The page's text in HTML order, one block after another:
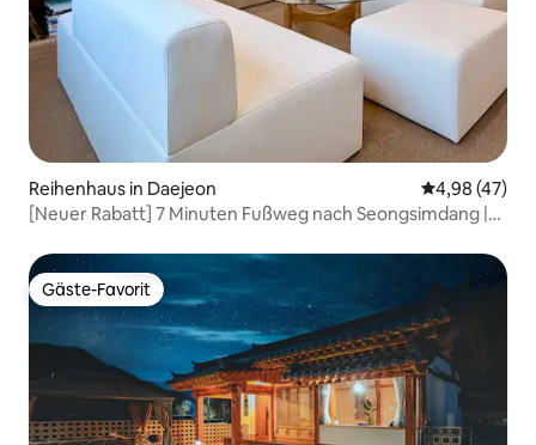
Reihenhaus in Daejeon
4,98 (47)
[Neuer Rabatt] 7 Minuten Fußweg nach Seongsimdang |
Ausflug mit Büchern
Gäste-Favorit
Gäste-Favorit